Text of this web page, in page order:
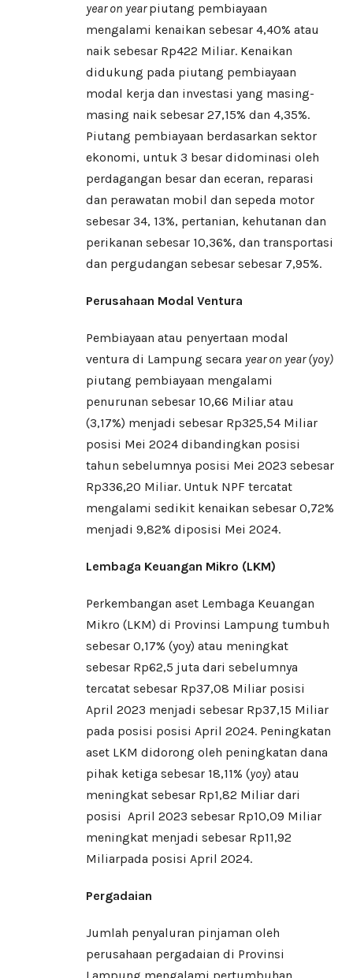
year on yearpiutang pembiayaan
mengalami kenaikan sebesar 4,40% atau
naik sebesar Rp422 Miliar. Kenaikan
didukung pada piutang pembiayaan
modal kerja dan investasi yang masing-
masing naik sebesar 27,15% dan 4,35%.
Piutang pembiayaan berdasarkan sektor
ekonomi, untuk 3 besar didominasi oleh
perdagangan besar dan eceran, reparasi
dan perawatan mobil dan sepeda motor
sebesar 34, 13%, pertanian, kehutanan dan
perikanan sebesar 10,36%, dan transportasi
dan pergudangan sebesar sebesar 7,95%.
Perusahaan Modal Ventura
Pembiayaan atau penyertaan modal
ventura di Lampung secara year on year (yoy)
piutang pembiayaan mengalami
penurunan sebesar 10,66 Miliar atau
(3,17%) menjadi sebesar Rp325,54 Miliar
posisi Mei 2024 dibandingkan posisi
tahun sebelumnya posisi Mei 2023 sebesar
Rp336,20 Miliar. Untuk NPF tercatat
mengalami sedikit kenaikan sebesar 0,72%
menjadi 9,82% diposisi Mei 2024.
Lembaga Keuangan Mikro (LKM)
Perkembangan aset Lembaga Keuangan
Mikro (LKM) di Provinsi Lampung tumbuh
sebesar 0,17% (yoy) atau meningkat
sebesar Rp62,5 juta dari sebelumnya
tercatat sebesar Rp37,08 Miliar posisi
April 2023 menjadi sebesar Rp37,15 Miliar
pada posisi posisi April 2024. Peningkatan
aset LKM didorong oleh peningkatan dana
pihak ketiga sebesar 18,11% (yoy) atau
meningkat sebesar Rp1,82 Miliar dari
posisi April 2023 sebesar Rp10,09 Miliar
meningkat menjadi sebesar Rp11,92
Miliarpada posisi April 2024.
Pergadaian
Jumlah penyaluran pinjaman oleh
perusahaan pergadaian di Provinsi